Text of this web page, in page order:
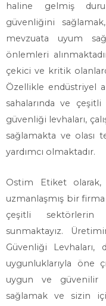
haline gelmiş
güvenliğini
mevzuata uyum
önlemleri
çekici ve kritik
Özellikle endüstriyel
sahalarında ve
güvenliği levhaları,
sağlamakta ve olası
yardımcı olmaktadır.
Ostim Etiket olarak,
uzmanlaşmış bir
çeşitli sektörlerin
sunmaktayız.
Güvenliği Levhaları,
uygunluklarıyla öne
uygun ve güvenilir
sağlamak ve sizin